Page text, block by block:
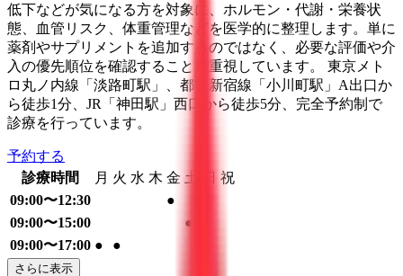
低下などが気になる方を対象に、ホルモン・代謝・栄養状
態、血管リスク、体重管理などを医学的に整理します。単に
薬剤やサプリメントを追加するのではなく、必要な評価や介
入の優先順位を確認することを重視しています。 東京メト
ロ丸ノ内線「淡路町駅」、都営新宿線「小川町駅」A出口か
ら徒歩1分、JR「神田駅」西口から徒歩5分、完全予約制で
診療を行っています。
予約する
診療時間
月 火 水 木 金 土
祝
09:00〜12:30
●
09:00〜15:00
●
09:00〜17:00 ● ●
さらに表示